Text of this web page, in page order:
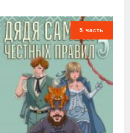
5 часть